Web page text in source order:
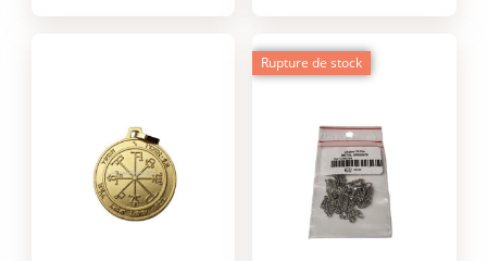
Rupture de stock